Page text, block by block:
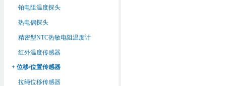
铂电阻温度探头
热电偶探头
精密型NTC热敏电阻温度计
红外温度传感器
+ 位移/位置传感器
拉绳位移传感器